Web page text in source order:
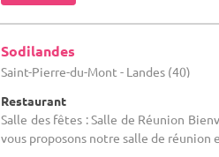
Sodilandes
Saint-Pierre-du-Mont - Landes (40)
Restaurant
Salle des fêtes : Salle de Réunion
vous proposons notre salle de réunion